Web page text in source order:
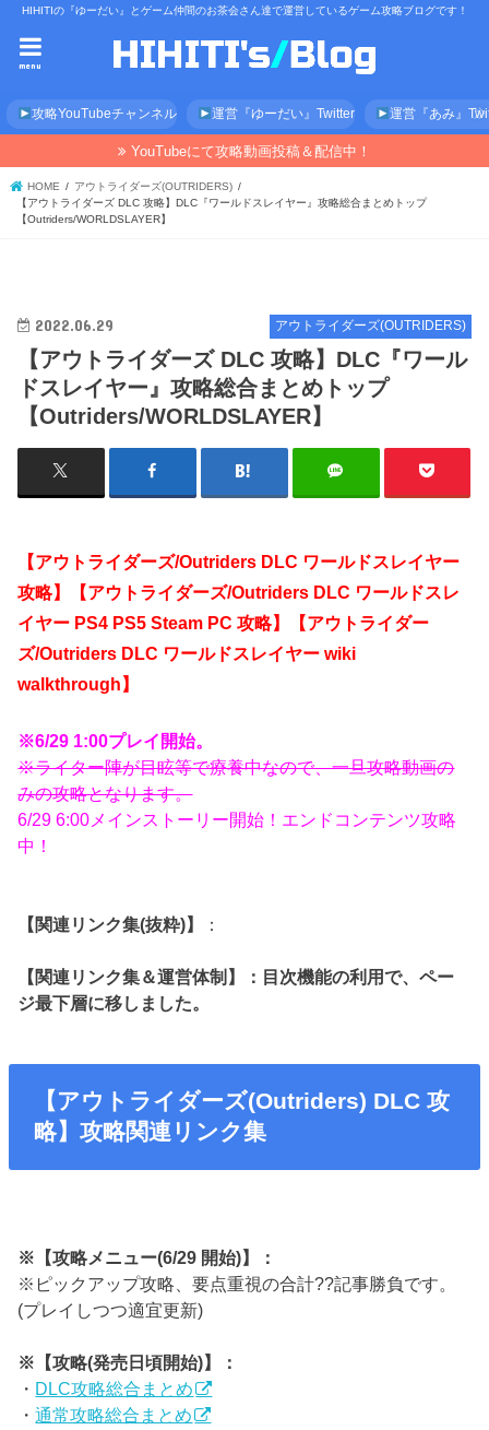
HIHITIの『ゆーだい』とゲーム仲間のお茶会さん達で運営しているゲーム攻略ブログです！
menu
攻略YouTubeチャンネル 運営『ゆーだい』Twitter 運営『あみ』
YouTubeにて攻略動画投稿＆配信中！
HOME
アウトライダーズ(OUTRIDERS)
【アウトライダーズ DLC 攻略】DLC『ワールドスレイヤー』攻略総合まとめトップ
【Outriders/WORLDSLAYER】
アウトライダーズ(OUTRIDERS)
2022.06.29
【アウトライダーズ DLC 攻略】DLC『ワール
ドスレイヤー』攻略総合まとめトップ
【Outriders/WORLDSLAYER】
【アウトライダーズ/Outriders DLC ワールドスレイヤー
攻略】【アウトライダーズ/Outriders DLC ワールドスレ
イヤー PS4 PS5 Steam PC 攻略】【アウトライダー
ズ/Outriders DLC ワールドスレイヤー wiki
walkthrough】
※6/29 1:00プレイ開始。
※ライター陣が目眩等で療養中なので、一旦攻略動画の
みの攻略となります。
6/29 6:00メインストーリー開始！エンドコンテンツ攻略
中！
【関連リンク集(抜粋)】 ：
【関連リンク集＆運営体制】：目次機能の利用で、ペー
ジ最下層に移しました。
【アウトライダーズ(Outriders) DLC 攻
略】攻略関連リンク集
※【攻略メニュー(6/29 開始)】：
※ピックアップ攻略、要点重視の合計??記事勝負です。
(プレイしつつ適宜更新)
※【攻略(発売日頃開始)】：
・ DLC攻略総合まとめ
・通常攻略総合まとめ